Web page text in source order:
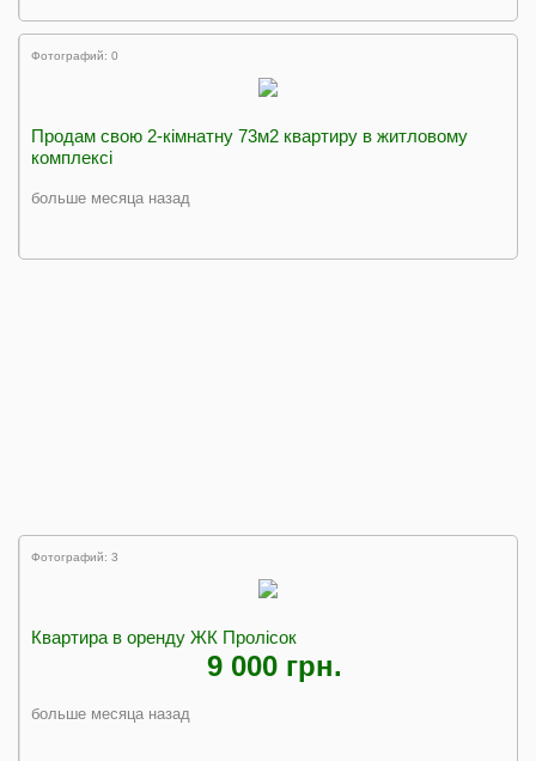
Фотографий: 0
Продам свою 2-кімнатну 73м2 квартиру в житловому
комплексі
больше месяца назад
Фотографий: 3
Квартира в оренду ЖК Пролісок
9 000 грн.
больше месяца назад